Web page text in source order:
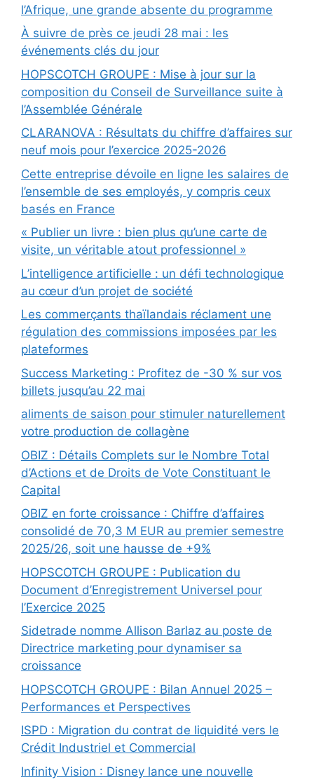
l’Afrique, une grande absente du programme
À suivre de près ce jeudi 28 mai : les
événements clés du jour
HOPSCOTCH GROUPE : Mise à jour sur la
composition du Conseil de Surveillance suite à
l’Assemblée Générale
CLARANOVA : Résultats du chiffre d’affaires sur
neuf mois pour l’exercice 2025-2026
Cette entreprise dévoile en ligne les salaires de
l’ensemble de ses employés, y compris ceux
basés en France
« Publier un livre : bien plus qu’une carte de
visite, un véritable atout professionnel »
L’intelligence artificielle : un défi technologique
au cœur d’un projet de société
Les commerçants thaïlandais réclament une
régulation des commissions imposées par les
plateformes
Success Marketing : Profitez de -30 % sur vos
billets jusqu’au 22 mai
aliments de saison pour stimuler naturellement
votre production de collagène
OBIZ : Détails Complets sur le Nombre Total
d’Actions et de Droits de Vote Constituant le
Capital
OBIZ en forte croissance : Chiffre d’affaires
consolidé de 70,3 M EUR au premier semestre
2025/26, soit une hausse de +9%
HOPSCOTCH GROUPE : Publication du
Document d’Enregistrement Universel pour
l’Exercice 2025
Sidetrade nomme Allison Barlaz au poste de
Directrice marketing pour dynamiser sa
croissance
HOPSCOTCH GROUPE : Bilan Annuel 2025 –
Performances et Perspectives
ISPD : Migration du contrat de liquidité vers le
Crédit Industriel et Commercial
Infinity Vision : Disney lance une nouvelle